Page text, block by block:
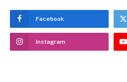
Facebook
Instagram